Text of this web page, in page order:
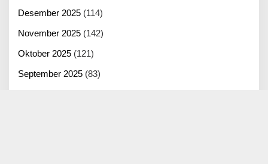
Desember 2025 (114)
November 2025 (142)
Oktober 2025 (121)
September 2025 (83)